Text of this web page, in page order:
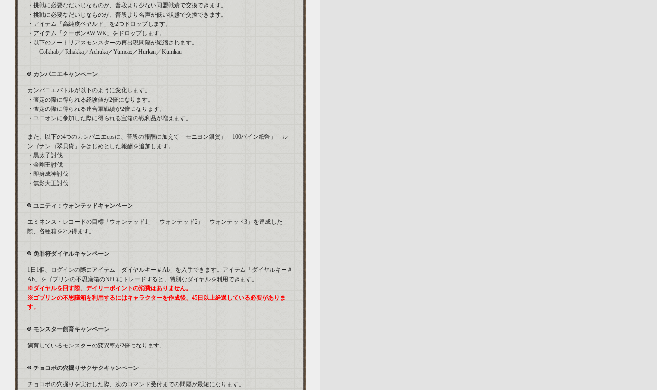
・挑戦に必要なだいじなものが、普段より少ない同盟戦績で交換できます。
・挑戦に必要なだいじなものが、普段より名声が低い状態で交換できます。
・アイテム「高純度ベヤルド」を2つドロップします。
・アイテム「クーポンAW-WK」をドロップします。
・以下のノートリアスモンスターの再出現間隔が短縮されます。
Colkhab／Tchakka／Achuka／Yumcax／Hurkan／Kumhau
カンパニエキャンペーン
カンパニエバトルが以下のように変化します。
・査定の際に得られる経験値が2倍になります。
・査定の際に得られる連合軍戦績が2倍になります。
・ユニオンに参加した際に得られる宝箱の戦利品が増えます。
また、以下の4つのカンパニエopsに、普段の報酬に加えて「モニヨン銀貨」「100バイン紙幣」「ル
ンゴナンゴ翠貝貨」をはじめとした報酬を追加します。
・黒太子討伐
・金剛王討伐
・即身成神討伐
・無影大王討伐
ユニティ：ウォンテッドキャンペーン
エミネンス・レコードの目標「ウォンテッド1」「ウォンテッド2」「ウォンテッド3」を達成した
際、各種箱を2つ得ます。
免罪符ダイヤルキャンペーン
1日1個、ログインの際にアイテム「ダイヤルキー＃Ab」を入手できます。アイテム「ダイヤルキー＃
Ab」をゴブリンの不思議箱のNPCにトレードすると、特別なダイヤルを利用できます。
※ダイヤルを回す際、デイリーポイントの消費はありません。
※ゴブリンの不思議箱を利用するにはキャラクターを作成後、45日以上経過している必要がありま
す。
モンスター飼育キャンペーン
飼育しているモンスターの変異率が2倍になります。
チョコボの穴掘りサクサクキャンペーン
チョコボの穴掘りを実行した際、次のコマンド受付までの間隔が最短になります。